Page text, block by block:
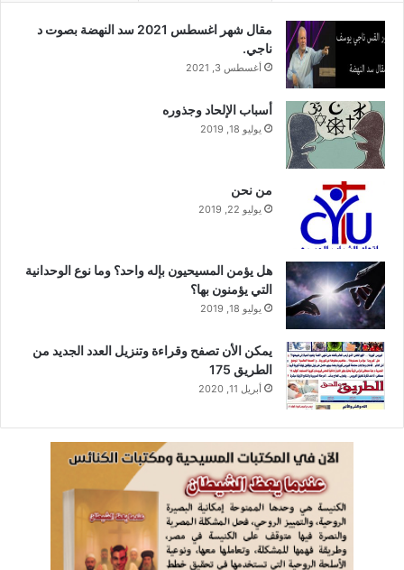
مقال شهر اغسطس 2021 سد النهضة بصوت د
ناجي.
أغسطس 3, 2021
أسباب الإلحاد وجذوره
يوليو 18, 2019
من نحن
يوليو 22, 2019
هل يؤمن المسيحيون بإله واحد؟ وما نوع الوحدانية
التي يؤمنون بها؟
يوليو 18, 2019
يمكن الأن تصفح وقراءة وتنزيل العدد الجديد من
الطريق 175
أبريل 11, 2020